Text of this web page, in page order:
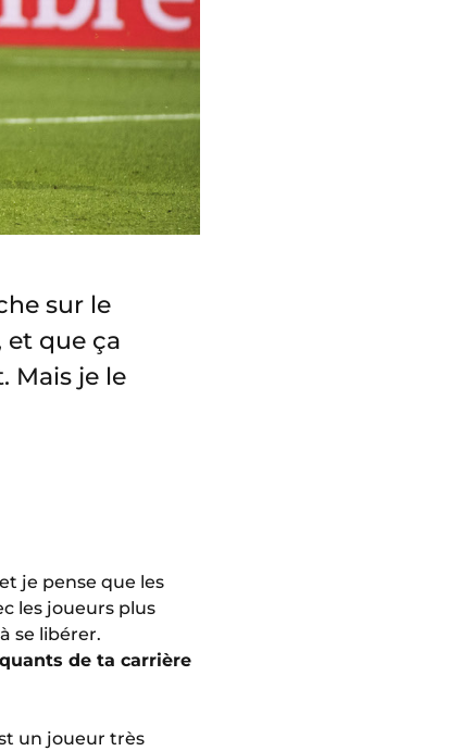
sur le
et que ça
Mais je le
je pense que les
les joueurs plus
se libérer.
de ta carrière
un joueur très